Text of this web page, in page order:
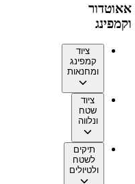
אאוטדור
וקמפינג
ציוד
קמפינג
ומחנאות
ציוד
שטח
ונלווה
תיקים
לשטח
ולטיולים